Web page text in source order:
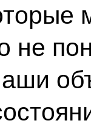
не